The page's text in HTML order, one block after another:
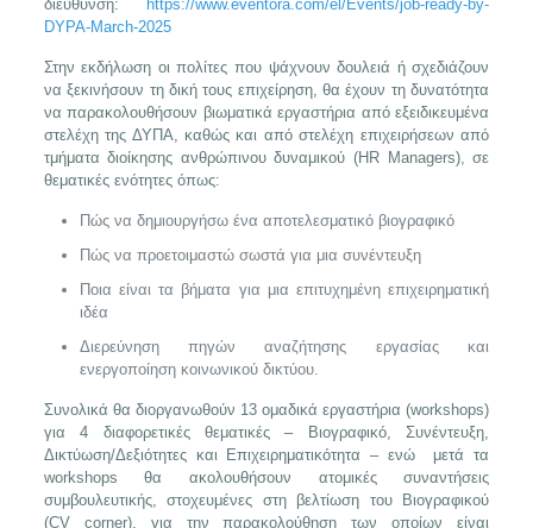
διεύθυνση:
https://www.eventora.com/el/Events/job-ready-by-
DYPA-March-2025
Στην εκδήλωση οι πολίτες που ψάχνουν δουλειά ή σχεδιάζουν
να ξεκινήσουν τη δική τους επιχείρηση, θα έχουν τη δυνατότητα
να παρακολουθήσουν βιωματικά εργαστήρια από εξειδικευμένα
στελέχη της ΔΥΠΑ, καθώς και από στελέχη επιχειρήσεων από
τμήματα διοίκησης ανθρώπινου δυναμικού (HR Managers), σε
θεματικές ενότητες όπως:
Πώς να δημιουργήσω ένα αποτελεσματικό βιογραφικό
Πώς να προετοιμαστώ σωστά για μια συνέντευξη
Ποια είναι τα βήματα για μια επιτυχημένη επιχειρηματική
ιδέα
Διερεύνηση πηγών αναζήτησης εργασίας και
ενεργοποίηση κοινωνικού δικτύου.
Συνολικά θα διοργανωθούν 13 ομαδικά εργαστήρια (workshops)
για 4 διαφορετικές θεματικές – Βιογραφικό, Συνέντευξη,
Δικτύωση/Δεξιότητες και Επιχειρηματικότητα – ενώ μετά τα
workshops θα ακολουθήσουν ατομικές συναντήσεις
συμβουλευτικής, στοχευμένες στη βελτίωση του Βιογραφικού
(CV corner), για την παρακολούθηση των οποίων είναι